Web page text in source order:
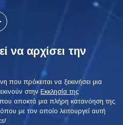
να αρχίσει την
που πρόκειται να ξεκινήσει μια
στην Εκκλησία της
αποκτά μια πλήρη κατανόηση της
με τον οποίο λειτουργεί αυτή